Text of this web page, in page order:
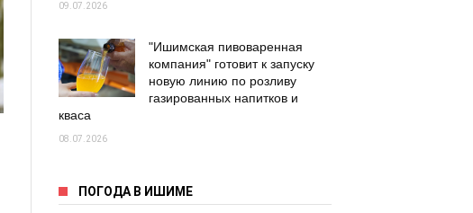
09.07.2026
"Ишимская пивоваренная
компания" готовит к запуску
новую линию по розливу
газированных напитков и
кваса
08.07.2026
ПОГОДА В ИШИМЕ